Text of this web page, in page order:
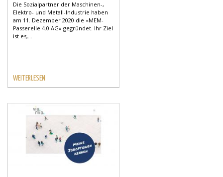
Die Sozialpartner der Maschinen-,
Elektro- und Metall-Industrie haben
am 11. Dezember 2020 die «MEM-
Passerelle 4.0 AG» gegründet. Ihr Ziel
ist es,...
WEITERLESEN